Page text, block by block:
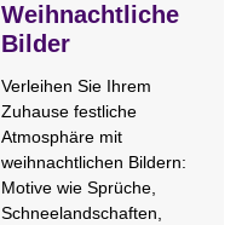
Weihnachtliche
Bilder
Verleihen Sie Ihrem
Zuhause festliche
Atmosphäre mit
weihnachtlichen Bildern:
Motive wie Sprüche,
Schneelandschaften,